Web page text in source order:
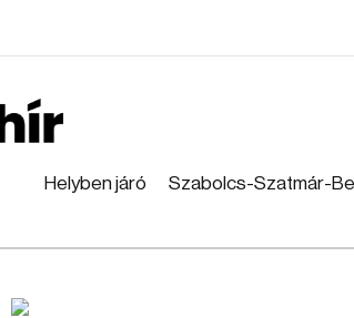
Helyben járó Szabolcs-Szatmár-